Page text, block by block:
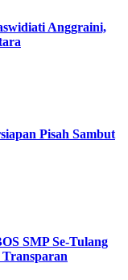
Anggraini,
Pisah Sambut
SMP Se-Tulang
Transparan